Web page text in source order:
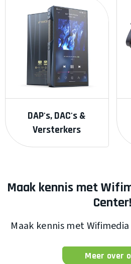
DAP's, DAC's &
Versterkers
Maak kennis met
Center!
Maak kennis met
Meer over